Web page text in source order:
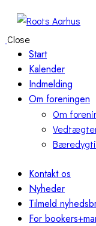
Close
Start
Kalender
Indmelding
Om foreningen
Om
Kontakt os
Nyheder
Tilmeld
For